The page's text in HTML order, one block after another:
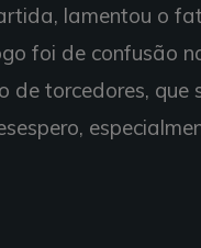
lamentou o
foi de confusão
torcedores, que